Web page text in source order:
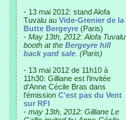
- 13 mai 2012: stand Alofa
Tuvalu au Vide-Grenier de la
Butte Bergeyre (Paris)
- May 13th, 2012: Alofa Tuvalu
booth at the Bergeyre hill
back yard sale . (Paris)
- 13 mai 2012 de 11h10 à
11h30: Gilliane est l'invitée
d'Anne Cécile Bras dans
l'émission C'est pas du Vent
sur RFI
- may 13th, 2012: Gilliane Le